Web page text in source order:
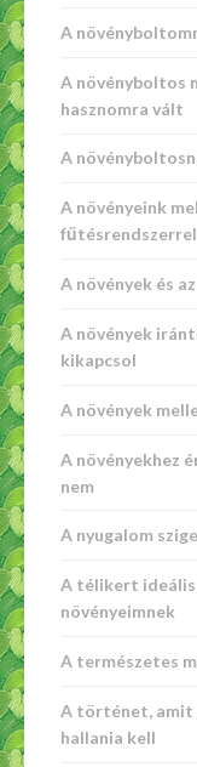
A
A növényboltos
hasznomra vált
A
A növényeink
fűtésrendszerrel
A növények és
A növények
kikapcsol
A növények
A növényekhez
nem
A nyugalom
A télikert
növényeimnek
A természetes
A történet, amit
hallania kell